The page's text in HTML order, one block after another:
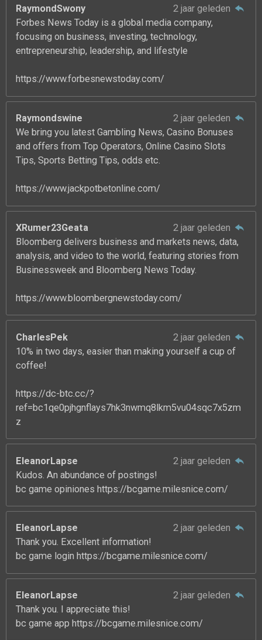
RaymondSwony
2 jaar geleden
Forbes News Today is a global media company,
focusing on business, investing, technology,
entrepreneurship, leadership, and lifestyle
https://www.forbesnewstoday.com/
Raymondswine
2 jaar geleden
We bring you latest Gambling News, Casino Bonuses
and offers from Top Operators, Online Casino Slots
Tips, Sports Betting Tips, odds etc.
https://www.jackpotbetonline.com/
XRumer23Geata
2 jaar geleden
Bloomberg delivers business and markets news, data,
analysis, and video to the world, featuring stories from
Businessweek and Bloomberg News Today.
https://www.bloombergnewstoday.com/
CharlesPek
2 jaar geleden
10% in two days, easier than making yourself a cup of
coffee!
https://dc-btc.cc/?
ref=bc1qe0pjhgnflays7hk3nwmq8lkm5vu04sqc7x5zm
z
EleanorLapse
2 jaar geleden
Kudos. An abundance of postings!
bc game opiniones https://bcgame.milesnice.com/
EleanorLapse
2 jaar geleden
Thank you. Excellent information!
bc game login https://bcgame.milesnice.com/
EleanorLapse
2 jaar geleden
Thank you. I appreciate this!
bc game app https://bcgame.milesnice.com/